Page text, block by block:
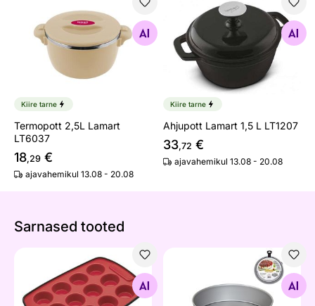
Termopott 2,5L Lamart LT6037
Otsi sarnaseid
Kiire tarne
Termopott 2,5L Lamart
LT6037
18,29 €
ajavahemikul 13.08 - 20.08
Ahjupott Lamart 1,5 L
Otsi sarnaseid
Kiire tarne
Ahjupott Lamart 1,5 L LT1207
33,72 €
ajavahemikul 13.08 - 20.08
Sarnased tooted
Silikoonvorm 29x20 cm
Otsi sarnaseid
Koogivorm Silver Elegance
Otsi sarnaseid